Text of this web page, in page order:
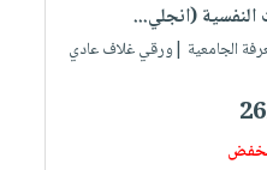
(انجلي...
الجامعية |ورقي غلاف عادي